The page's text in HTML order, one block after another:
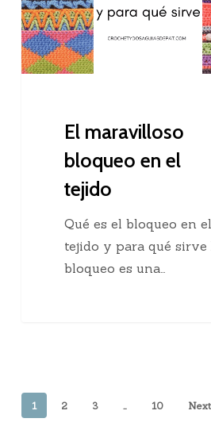
en
el
tejido
El maravilloso
bloqueo en el
tejido
Qué es el bloqueo en el
tejido y para qué sirve
bloqueo es una…
1 2 3 … 10 Next